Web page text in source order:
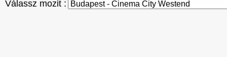
Válassz mozit :